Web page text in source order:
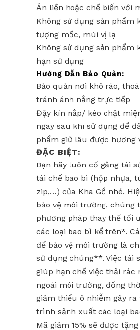
Ăn liền hoặc chế biến với
Không sử dụng sản phẩm
tượng mốc, mùi vị lạ
Không sử dụng sản phẩm
hạn sử dụng
Hướng Dẫn Bảo Quản:
Bảo quản nơi khô ráo,
tránh ánh nắng trực tiếp
Đậy kín nắp/ kéo chặt
ngay sau khi sử dụng để
phẩm giữ lâu được hương
ĐẶC BIỆT:
Bạn hãy luôn cố gắng tái
tái chế bao bì (hộp nhựa,
zip,…) của Kha Gồ nhé.
bảo vệ môi trường, chúng
phương pháp thay thế tối
các loại bao bì kể trên*.
để bảo vệ môi trường là
sử dụng chúng**. Việc tái
giúp hạn chế việc thải rác
ngoài môi trường, đồng
giảm thiểu ô nhiễm gây ra
trình sảnh xuất các loại
Mã giảm 15% sẽ được